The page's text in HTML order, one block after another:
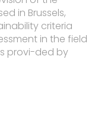
in Brussels,
criteria
in the field
provi-ded by